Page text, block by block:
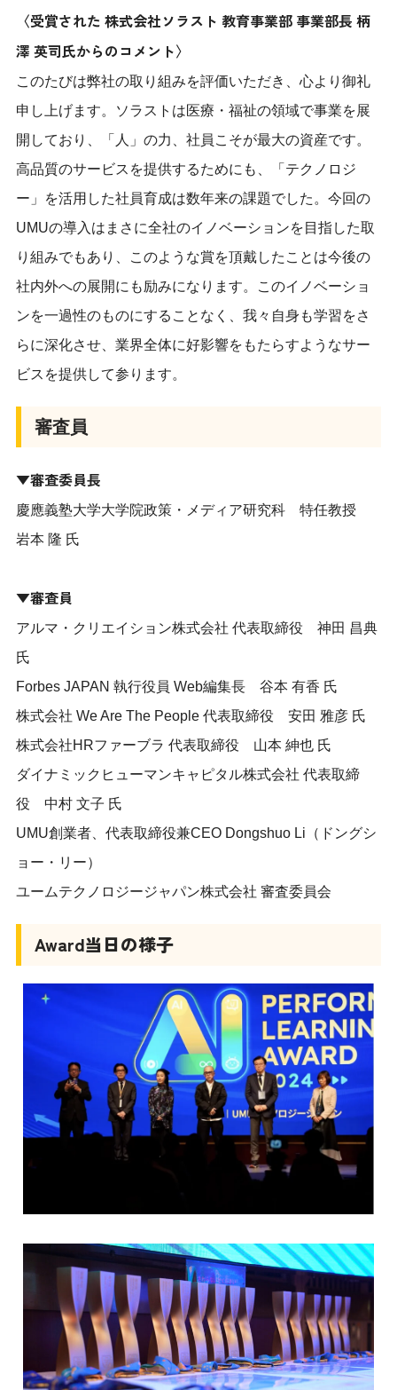
〈受賞された 株式会社ソラスト 教育事業部 事業部長 柄
澤 英司氏からのコメント〉
このたびは弊社の取り組みを評価いただき、心より御礼
申し上げます。ソラストは医療・福祉の領域で事業を展
開しており、「人」の力、社員こそが最大の資産です。
高品質のサービスを提供するためにも、「テクノロジ
ー」を活用した社員育成は数年来の課題でした。今回の
UMUの導入はまさに全社のイノベーションを目指した取
り組みでもあり、このような賞を頂戴したことは今後の
社内外への展開にも励みになります。このイノベーショ
ンを一過性のものにすることなく、我々自身も学習をさ
らに深化させ、業界全体に好影響をもたらすようなサー
ビスを提供して参ります。
審査員
▼審査委員長
慶應義塾大学大学院政策・メディア研究科 特任教授
岩本 隆 氏
▼審査員
アルマ・クリエイション株式会社 代表取締役 神田 昌典
氏
Forbes JAPAN 執行役員 Web編集長 谷本 有香 氏
株式会社 We Are The People 代表取締役 安田 雅彦 氏
株式会社HRファーブラ 代表取締役 山本 紳也 氏
ダイナミックヒューマンキャピタル株式会社 代表取締
役 中村 文子 氏
UMU創業者、代表取締役兼CEO Dongshuo Li（ドングシ
ョー・リー）
ユームテクノロジージャパン株式会社 審査委員会
Award当日の様子